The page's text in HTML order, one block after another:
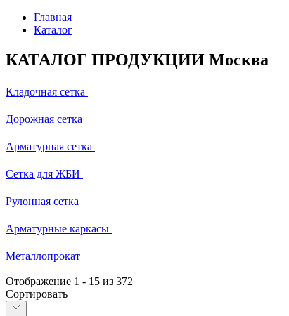
Главная
Каталог
КАТАЛОГ ПРОДУКЦИИ Москва
Кладочная сетка
Дорожная сетка
Арматурная сетка
Сетка для ЖБИ
Рулонная сетка
Арматурные каркасы
Металлопрокат
Отображение 1 - 15 из 372
Сортировать